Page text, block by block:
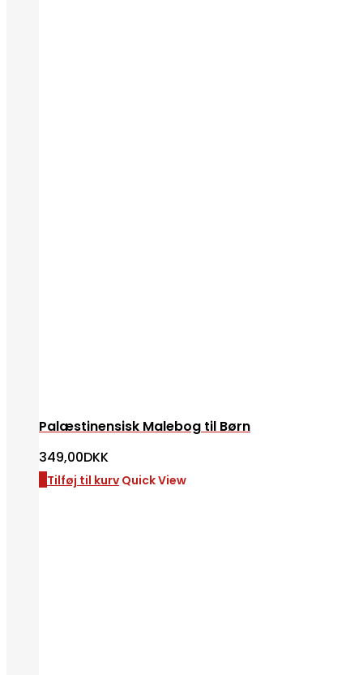
Palæstinensisk Malebog til Børn
349,00DKK
Tilføj til kurv Quick View